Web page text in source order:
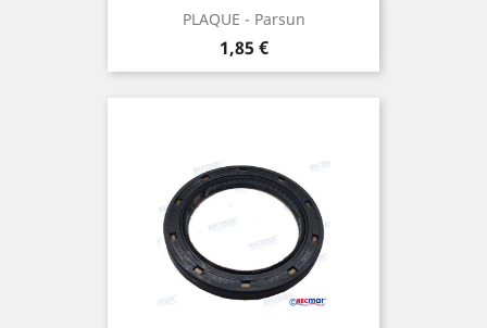
PLAQUE - Parsun
Prix
1,85 €